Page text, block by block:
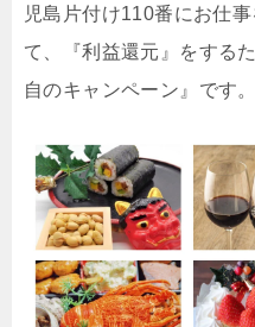
児島片付け110番にお仕
て、『利益還元』をする
自のキャンペーン』です。